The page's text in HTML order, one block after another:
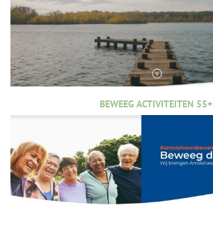
BEWEEG ACTIVITEITEN 55+